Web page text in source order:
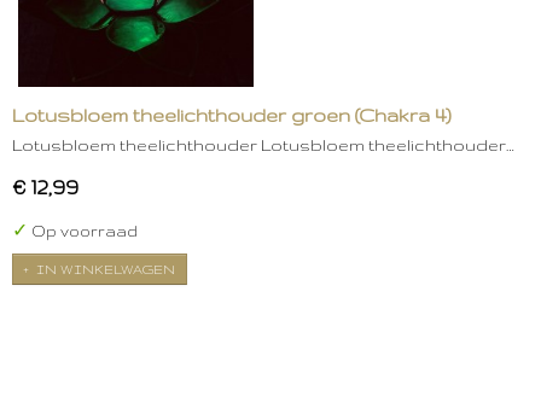
Lotusbloem theelichthouder groen (Chakra 4)
Lotusbloem theelichthouder Lotusbloem theelichthouder…
€ 12,99
✓ Op voorraad
IN WINKELWAGEN